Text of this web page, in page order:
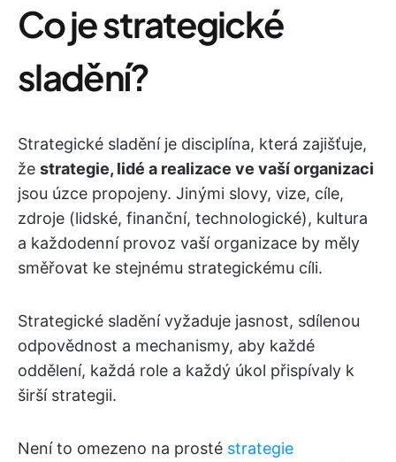
Co je strategické
sladění?
Strategické sladění je disciplína, která zajišťuje,
že strategie, lidé a realizace ve vaší organizaci
jsou úzce propojeny. Jinými slovy, vize, cíle,
zdroje (lidské, finanční, technologické), kultura
a každodenní provoz vaší organizace by měly
směřovat ke stejnému strategickému cíli.
Strategické sladění vyžaduje jasnost, sdílenou
odpovědnost a mechanismy, aby každé
oddělení, každá role a každý úkol přispívaly k
širší strategii.
Není to omezeno na prosté strategie